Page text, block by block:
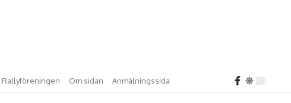
Rallyföreningen Om sidan Anmälningssida